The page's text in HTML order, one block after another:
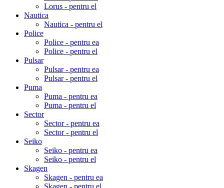
Lorus - pentru el
Nautica
Nautica - pentru el
Police
Police - pentru ea
Police - pentru el
Pulsar
Pulsar - pentru ea
Pulsar - pentru el
Puma
Puma - pentru ea
Puma - pentru el
Sector
Sector - pentru ea
Sector - pentru el
Seiko
Seiko - pentru ea
Seiko - pentru el
Skagen
Skagen - pentru ea